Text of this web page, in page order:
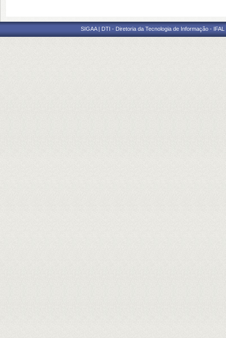
SIGAA | DTI - Diretoria da Tecnologia de Informação -